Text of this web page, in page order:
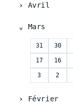
Avril
Mars
31 30
17 16
3 2
Février